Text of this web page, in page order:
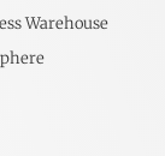
Warehouse